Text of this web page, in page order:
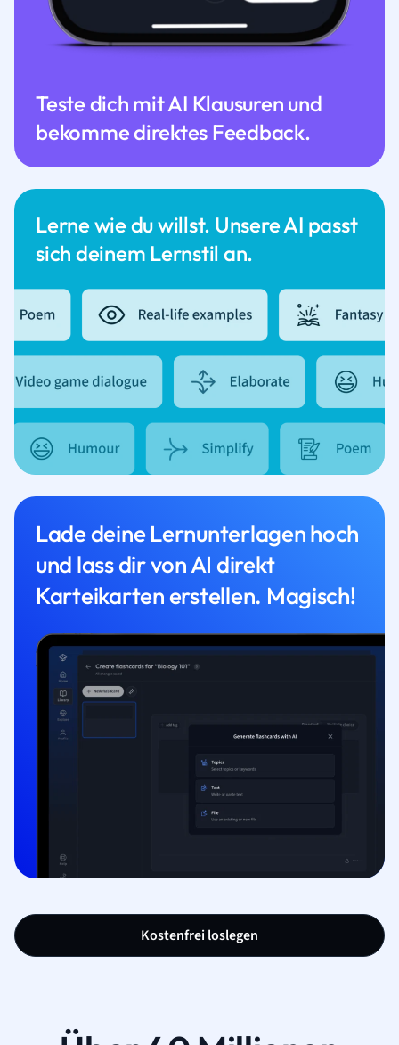
Lerne wie du willst. Unsere AI passt
sich deinem Lernstil an.
Teste dich mit AI Klausuren und
bekomme direktes Feedback.
Lade deine Lernunterlagen hoch
und lass dir von AI direkt
Karteikarten erstellen. Magisch!
Kostenfrei loslegen